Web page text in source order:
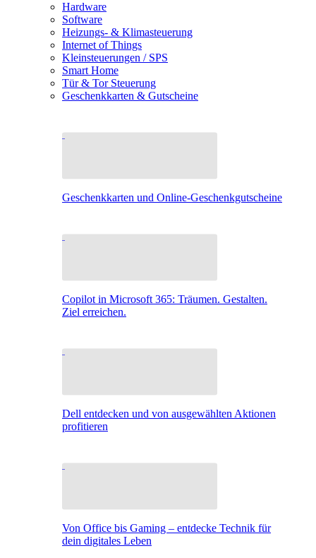
Hardware
Software
Heizungs- & Klimasteuerung
Internet of Things
Kleinsteuerungen / SPS
Smart Home
Tür & Tor Steuerung
Geschenkkarten & Gutscheine
Geschenkkarten und Online-Geschenkgutscheine
Copilot in Microsoft 365: Träumen. Gestalten.
Ziel erreichen.
Dell entdecken und von ausgewählten Aktionen
profitieren
Von Office bis Gaming – entdecke Technik für
dein digitales Leben